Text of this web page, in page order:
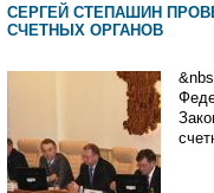
СЕРГЕЙ СТЕПАШИН
СЧЕТНЫХ ОРГАНОВ